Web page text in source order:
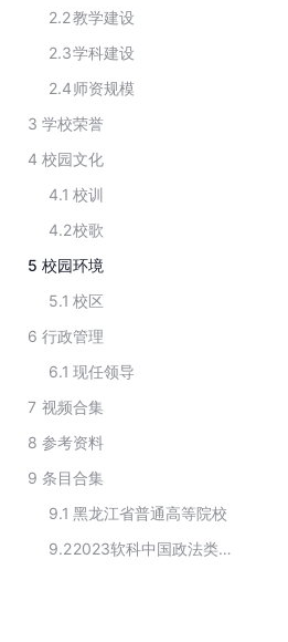
2.2教学建设
2.3学科建设
2.4师资规模
3 学校荣誉
4 校园文化
4.1 校训
4.2校歌
5 校园环境
5.1 校区
6 行政管理
6.1 现任领导
7 视频合集
8 参考资料
9 条目合集
9.1 黑龙江省普通高等院校
9.2
2023软科中国政法类高职院校排名